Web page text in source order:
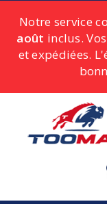
Notre service
août inclus.
et expédiées.